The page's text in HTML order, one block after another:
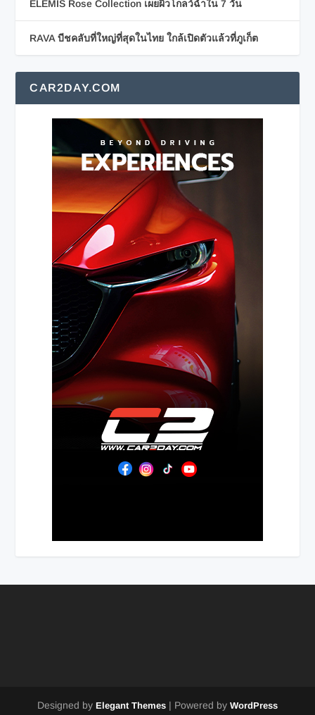
ELEMIS Rose Collection เผยผิวโกลว์ฉ่ำใน 7 วัน
RAVA บีชคลับที่ใหญ่ที่สุดในไทย ใกล้เปิดตัวแล้วที่ภูเก็ต
CAR2DAY.COM
Designed by Elegant Themes | Powered by WordPress